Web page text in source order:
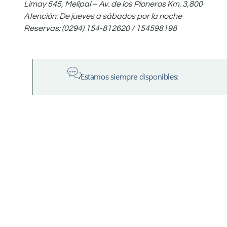
Limay 545, Melipal – Av. de los Pioneros Km. 3,800
Atención: De jueves a sábados por la noche
Reservas: (0294) 154-812620 / 154598198
Estamos siempre disponibles: